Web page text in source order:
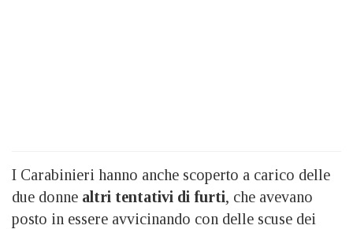
I Carabinieri hanno anche scoperto a carico delle
due donne altri tentativi di furti, che avevano
posto in essere avvicinando con delle scuse dei